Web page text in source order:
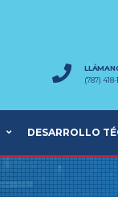
(787) 418-
DESARROLLO